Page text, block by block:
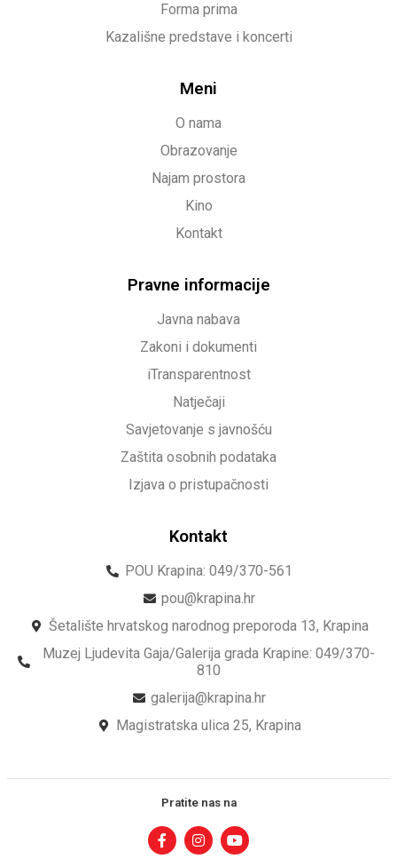
Forma prima
Kazališne predstave i koncerti
Meni
O nama
Obrazovanje
Najam prostora
Kino
Kontakt
Pravne informacije
Javna nabava
Zakoni i dokumenti
iTransparentnost
Natječaji
Savjetovanje s javnošću
Zaštita osobnih podataka
Izjava o pristupačnosti
Kontakt
POU Krapina: 049/370-561
pou@krapina.hr
Šetalište hrvatskog narodnog preporoda 13, Krapina
Muzej Ljudevita Gaja/Galerija grada Krapine: 049/370-
810
galerija@krapina.hr
Magistratska ulica 25, Krapina
Pratite nas na